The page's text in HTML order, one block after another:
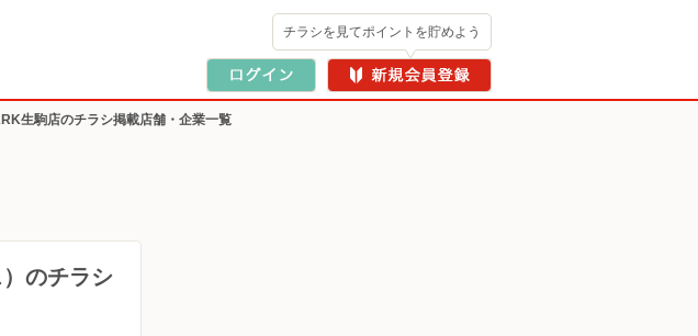
チラシを見てポイントを貯めよう
生駒店のチラシ掲載店舗・企業一覧
のチラシ